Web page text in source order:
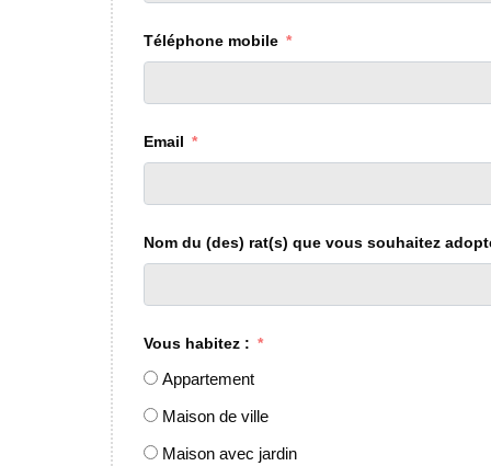
Téléphone mobile
Email
Nom du (des) rat(s) que vous souhaitez
Vous habitez :
Appartement
Maison de ville
Maison avec jardin